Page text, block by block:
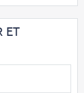
ET